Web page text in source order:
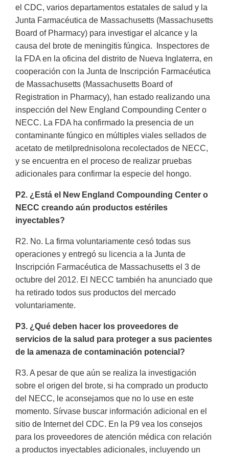
el CDC, varios departamentos estatales de salud y la
Junta Farmacéutica de Massachusetts (Massachusetts
Board of Pharmacy) para investigar el alcance y la
causa del brote de meningitis fúngica. Inspectores de
la FDA en la oficina del distrito de Nueva Inglaterra, en
cooperación con la Junta de Inscripción Farmacéutica
de Massachusetts (Massachusetts Board of
Registration in Pharmacy), han estado realizando una
inspección del New England Compounding Center o
NECC. La FDA ha confirmado la presencia de un
contaminante fúngico en múltiples viales sellados de
acetato de metilprednisolona recolectados de NECC,
y se encuentra en el proceso de realizar pruebas
adicionales para confirmar la especie del hongo.
P2. ¿Está el New England Compounding Center o
NECC creando aún productos estériles
inyectables?
R2. No. La firma voluntariamente cesó todas sus
operaciones y entregó su licencia a la Junta de
Inscripción Farmacéutica de Massachusetts el 3 de
octubre del 2012. El NECC también ha anunciado que
ha retirado todos sus productos del mercado
voluntariamente.
P3. ¿Qué deben hacer los proveedores de
servicios de la salud para proteger a sus pacientes
de la amenaza de contaminación potencial?
R3. A pesar de que aún se realiza la investigación
sobre el origen del brote, si ha comprado un producto
del NECC, le aconsejamos que no lo use en este
momento. Sírvase buscar información adicional en el
sitio de Internet del CDC. En la P9 vea los consejos
para los proveedores de atención médica con relación
a productos inyectables adicionales, incluyendo un